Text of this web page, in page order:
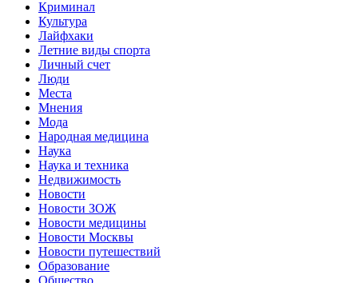
Криминал
Культура
Лайфхаки
Летние виды спорта
Личный счет
Люди
Места
Мнения
Мода
Народная медицина
Наука
Наука и техника
Недвижимость
Новости
Новости ЗОЖ
Новости медицины
Новости Москвы
Новости путешествий
Образование
Общество